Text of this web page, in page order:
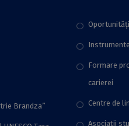
Brandza”
Formare
carierei
Centre de
Asociații